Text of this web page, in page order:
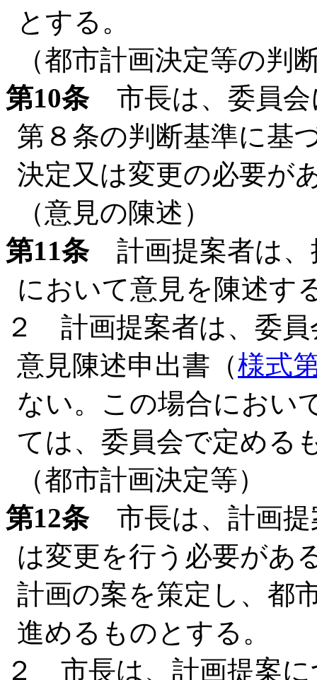
とする。
（都市計画決定等の判
第10条市長は、委員会
第８条の判断基準に基
決定又は変更の必要が
（意見の陳述）
第11条計画提案者は、
において意見を陳述す
２ 計画提案者は、委員
意見陳述申出書（様式
ない。この場合におい
ては、委員会で定める
（都市計画決定等）
第12条市長は、計画提
は変更を行う必要があ
計画の案を策定し、都
進めるものとする。
２ 市長は、計画提案に